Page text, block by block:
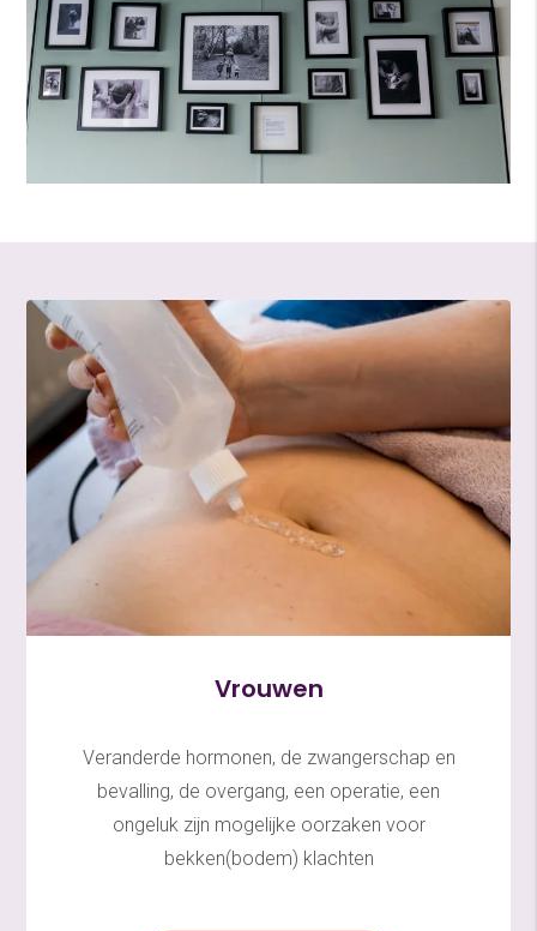
Vrouwen
Veranderde hormonen, de zwangerschap en
bevalling, de overgang, een operatie, een
ongeluk zijn mogelijke oorzaken voor
bekken(bodem) klachten